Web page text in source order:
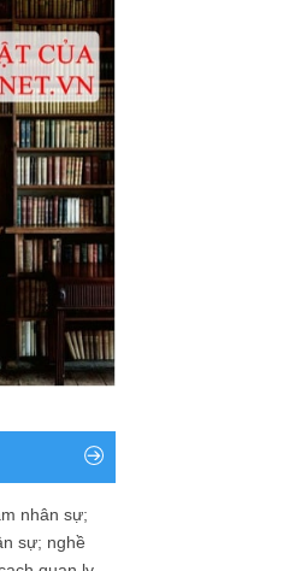
nhân sự;
sự; nghề